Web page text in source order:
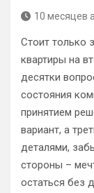
10 месяцев
Стоит только
квартиры на
десятки
состояния
принятием
вариант, а
деталями,
стороны –
остаться без